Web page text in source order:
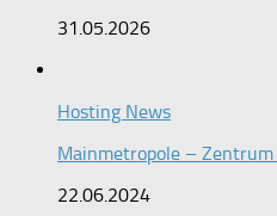
31.05.2026
Hosting News
Mainmetropole –
22.06.2024